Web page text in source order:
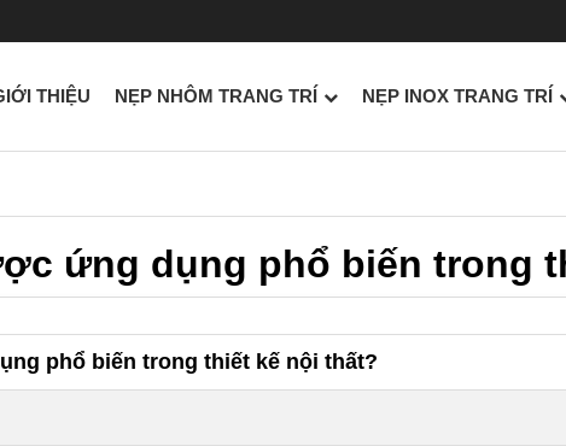
THIỆU NẸP NHÔM TRANG TRÍ NẸP INOX TRANG TRÍ
ứng dụng phổ biến trong
phổ biến trong thiết kế nội thất?